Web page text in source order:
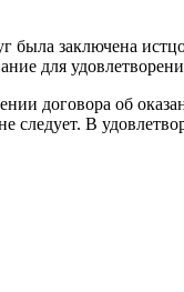
была заключена
для
договора об
следует. В